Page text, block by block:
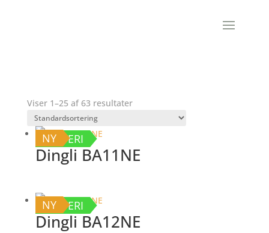
Viser 1–25 af 63 resultater
BATTERI
NY
Dingli BA11NE
BATTERI
NY
Dingli BA12NE